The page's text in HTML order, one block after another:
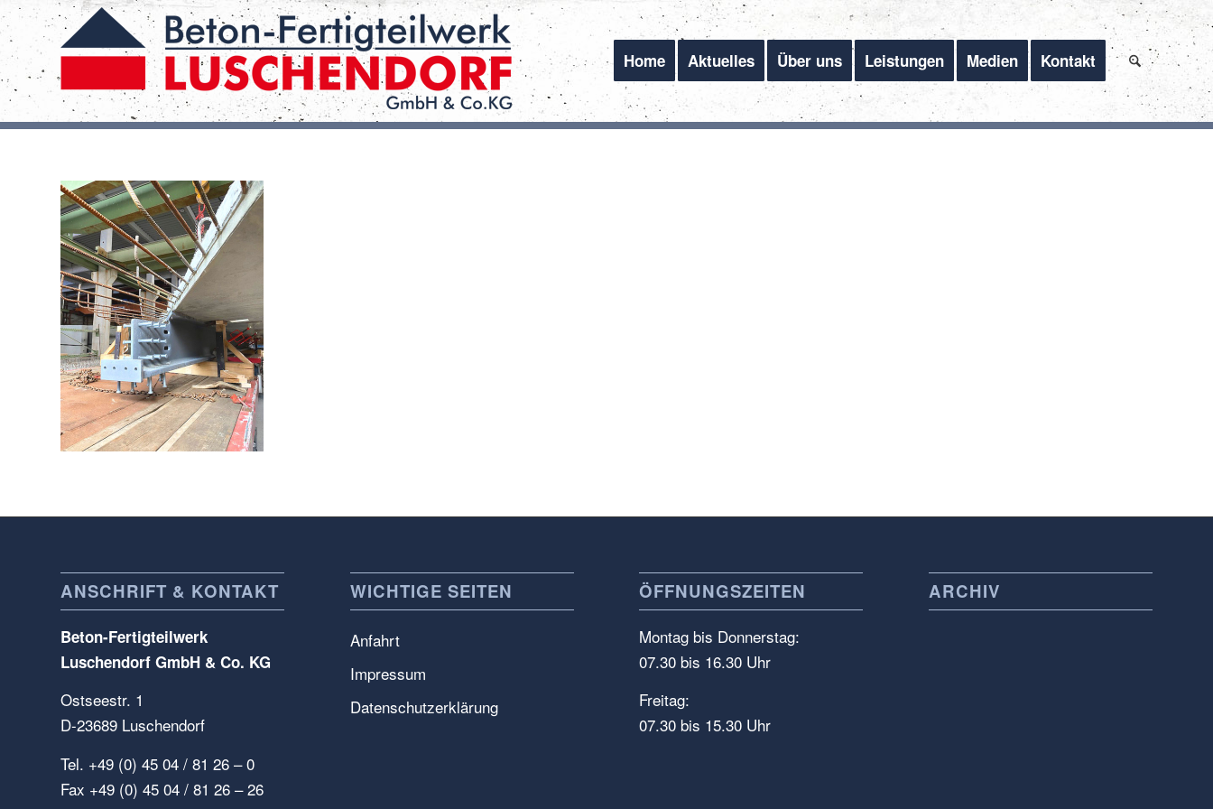
Home Aktuelles Über uns Leistungen Medien Kontakt
ANSCHRIFT & KONTAKT
Beton-Fertigteilwerk
Luschendorf GmbH & Co. KG
Ostseestr. 1
D-23689 Luschendorf
Tel. +49 (0) 45 04 / 81 26 – 0
Fax +49 (0) 45 04 / 81 26 – 26
WICHTIGE SEITEN
Anfahrt
Impressum
Datenschutzerklärung
ÖFFNUNGSZEITEN
Montag bis Donnerstag:
07.30 bis 16.30 Uhr
Freitag:
07.30 bis 15.30 Uhr
ARCHIV